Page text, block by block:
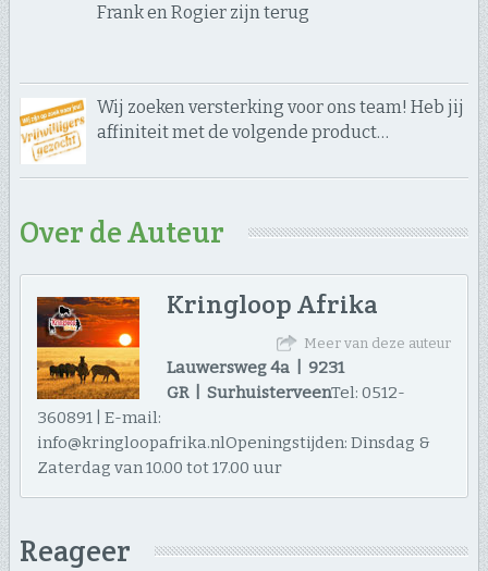
Frank en Rogier zijn terug
Wij zoeken versterking voor ons team! Heb jij
affiniteit met de volgende product…
Over de Auteur
Kringloop Afrika
Meer van deze auteur
Lauwersweg 4a | 9231
GR | SurhuisterveenTel: 0512-
360891 | E-mail:
info@kringloopafrika.nlOpeningstijden: Dinsdag &
Zaterdag van 10.00 tot 17.00 uur
Reageer